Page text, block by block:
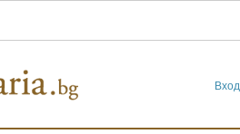
Вход